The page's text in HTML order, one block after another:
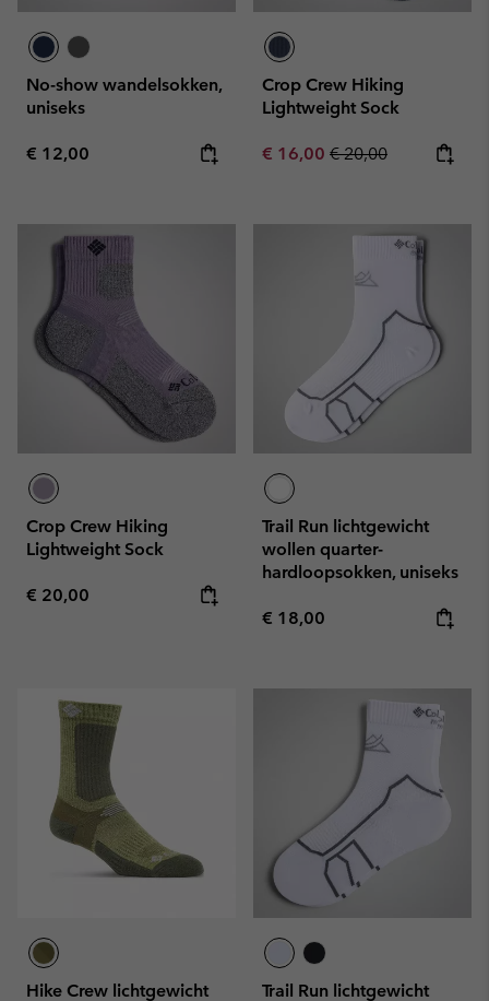
No-show wandelsokken,
uniseks
Regular price:
€ 12,00
Crop Crew Hiking
Lightweight Sock
Sale price:
€ 16,00 Regular price:
€ 20,00
Crop Crew Hiking
Lightweight Sock
Regular price:
€ 20,00
Trail Run lichtgewicht
wollen quarter-
hardloopsokken, uniseks
Regular price:
€ 18,00
Hike Crew lichtgewicht
Trail Run lichtgewicht